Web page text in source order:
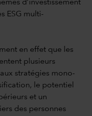
d’investissement
ESG multi-
en effet que les
plusieurs
stratégies mono-
le potentiel
et un
des personnes